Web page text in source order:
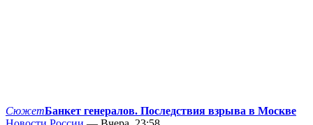
СюжетБанкет генералов. Последствия взрыва в Москве